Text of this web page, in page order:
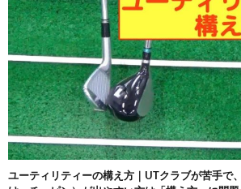
ユーティリティーの構え方｜UTクラブが苦手で